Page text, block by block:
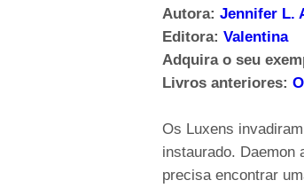
Autora: Jennifer L.
Editora: Valentina
Adquira o seu
Livros anteriores:
Os Luxens
instaurado. Daemon
precisa encontrar